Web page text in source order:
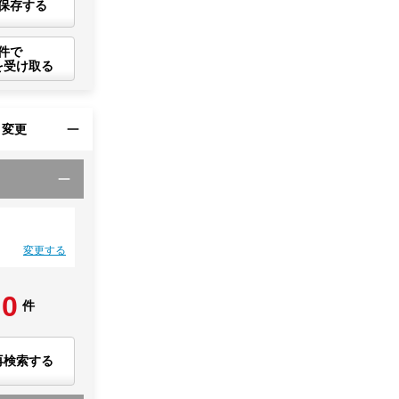
存する
で
受け取る
更
変更する
0 件
検索する